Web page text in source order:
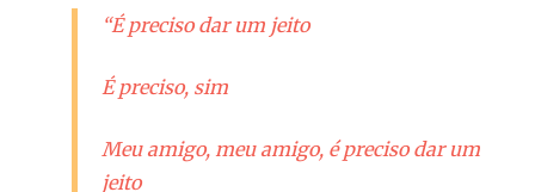
“É preciso dar um jeito
É preciso, sim
Meu amigo, meu amigo, é preciso dar um
jeito